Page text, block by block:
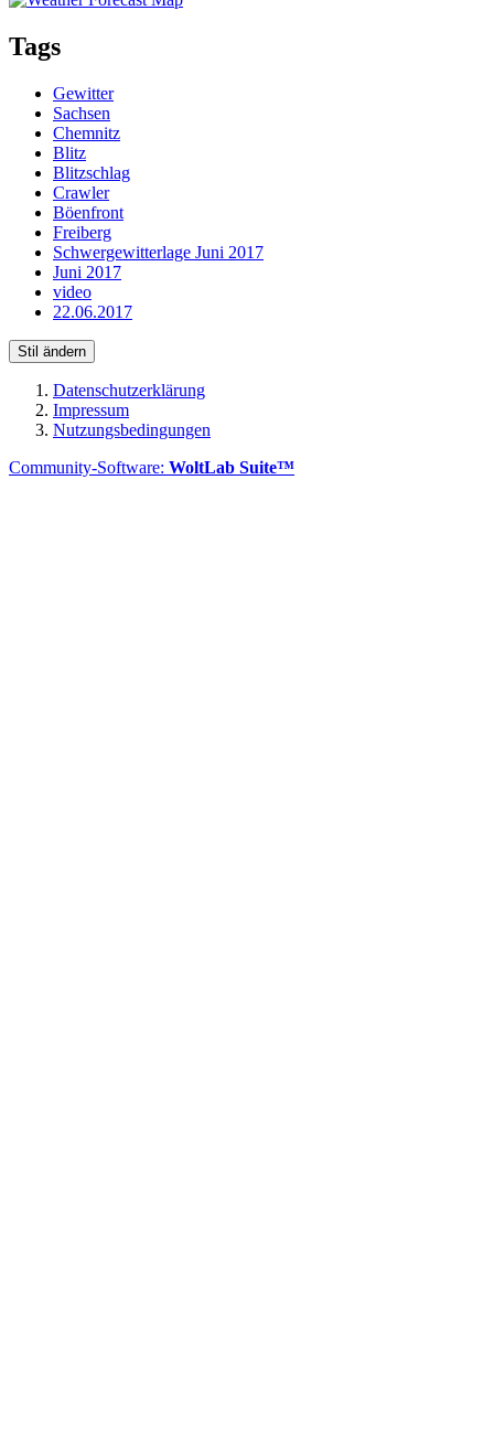
Tags
Gewitter
Sachsen
Chemnitz
Blitz
Blitzschlag
Crawler
Böenfront
Freiberg
Schwergewitterlage Juni 2017
Juni 2017
video
22.06.2017
Stil ändern
Datenschutzerklärung
Impressum
Nutzungsbedingungen
Community-Software: WoltLab Suite™